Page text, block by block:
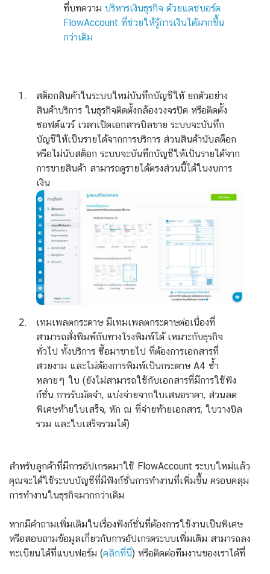
ที่บทความ บริหารเงินธุรกิจ ด้วยแดชบอร์ด
FlowAccount ที่ช่วยให้รู้การเงินได้มากขึ้น
กว่าเดิม
สต็อกสินค้าในระบบใหม่บันทึกบัญชีให้ ยกตัวอย่าง
สินค้าบริการ ในธุรกิจติดตั้งกล้องวงจรปิด หรือติดตั้ง
ซอฟต์แวร์ เวลาเปิดเอกสารบิลขาย ระบบจะบันทึก
บัญชีให้เป็นรายได้จากการบริการ ส่วนสินค้านับสต็อก
หรือไม่นับสต็อก ระบบจะบันทึกบัญชีให้เป็นรายได้จาก
การขายสินค้า สามารถดูรายได้ตรงส่วนนี้ได้ในงบการ
เงิน
เทมเพลตกระดาษ มีเทมเพลตกระดาษต่อเนื่องที่
สามารถสั่งพิมพ์กับทางโรงพิมพ์ได้ เหมาะกับธุรกิจ
ทั่วไป ทั้งบริการ ซื้อมาขายไป ที่ต้องการเอกสารที่
สวยงาม และไม่ต้องการพิมพ์เป็นกระดาษ A4 ซ้ำ
หลายๆ ใบ (ยังไม่สามารถใช้กับเอกสารที่มีการใช้ฟัง
ก์ชั่น การรับมัดจำ, แบ่งจ่ายจากใบเสนอราคา, ส่วนลด
พิเศษท้ายใบเสร็จ, หัก ณ ที่จ่ายท้ายเอกสาร, ใบวางบิล
รวม และใบเสร็จรวมได้)
สำหรับลูกค้าที่มีการอัปเกรดมาใช้ FlowAccount ระบบใหม่แล้ว
คุณจะได้ใช้ระบบบัญชีที่มีฟังก์ชั่นการทำงานที่เพิ่มขึ้น ครอบคลุม
การทำงานในธุรกิจมากกว่าเดิม
หากมีคำถามเพิ่มเติมในเรื่องฟังก์ชั่นที่ต้องการใช้งานเป็นพิเศษ
หรือสอบถามข้อมูลเกี่ยวกับการอัปเกรดระบบเพิ่มเติม สามารถลง
ทะเบียนได้ที่แบบฟอร์ม (คลิกที่นี่) หรือติดต่อทีมงานของเราได้ที่